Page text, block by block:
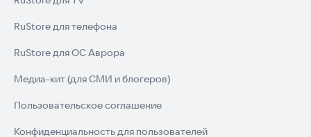
RuStore для телефона
RuStore для ОС Аврора
Медиа-кит (для СМИ и блогеров)
Пользовательское соглашение
Конфиденциальность для пользователей